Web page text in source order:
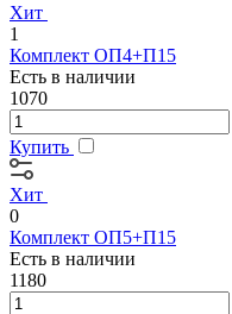
Хит
1
Комплект ОП4+П15
Есть в наличии
1070
Купить
Хит
0
Комплект ОП5+П15
Есть в наличии
1180